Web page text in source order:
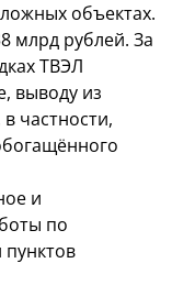
объектах.
млрд рублей. За
ТВЭЛ
выводу из
частности,
и
по